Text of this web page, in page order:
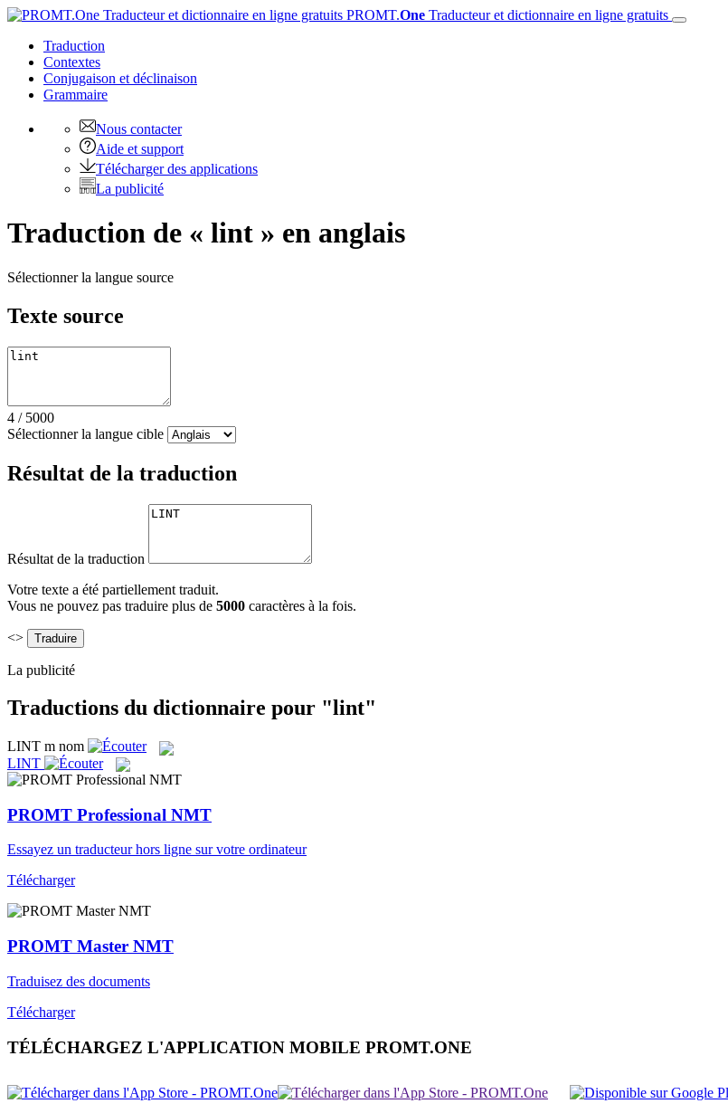
PROMT.One Traducteur et dictionnaire en ligne gratuits
Traduction
Contextes
Conjugaison et déclinaison
Grammaire
Nous contacter
Aide et support
Télécharger des applications
La publicité
Traduction de « lint » en anglais
Sélectionner la langue source
Texte source
4 / 5000
Sélectionner la langue cible
Résultat de la traduction
Résultat de la traduction
Votre texte a été partiellement traduit.
Vous ne pouvez pas traduire plus de 5000 caractères à la fois.
<>
La publicité
Traductions du dictionnaire pour "lint"
LINT m nom
LINT
PROMT Professional NMT
Essayez un traducteur hors ligne sur votre ordinateur
Télécharger
PROMT Master NMT
Traduisez des documents
Télécharger
TÉLÉCHARGEZ L'APPLICATION MOBILE PROMT.ONE